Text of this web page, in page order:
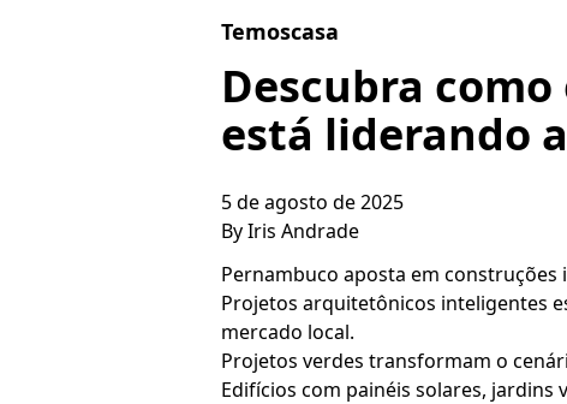
Temoscasa
Descubra
está liderando
5 de agosto de 2025
ByIris Andrade
Pernambuco aposta em construções
Projetos arquitetônicos inteligentes
mercado local.
Projetos verdes transformam o
Edifícios com painéis solares,